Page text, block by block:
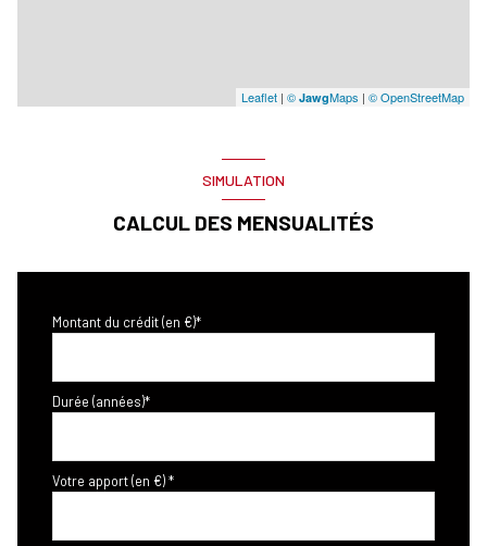
Leaflet | © JawgMaps | © OpenStreetMap
SIMULATION
CALCUL DES MENSUALITÉS
Montant du crédit (en €)*
Durée (années)*
Votre apport (en €) *